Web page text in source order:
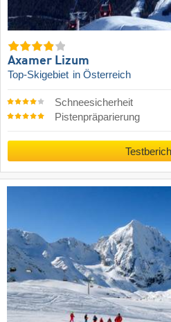
Axamer Lizum
Top-Skigebiet in Österreich
Schneesicherheit
Pistenpräparierung